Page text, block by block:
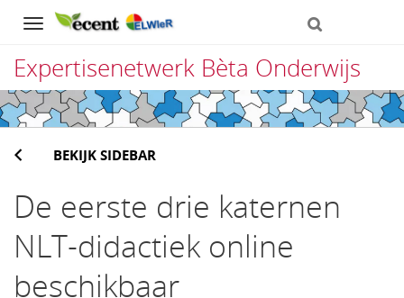
Navigation
Expertisenetwerk Bèta Onderwijs
Direct
naar
het
inhoud
BEKIJK SIDEBAR
De eerste drie katernen
NLT-didactiek online
beschikbaar